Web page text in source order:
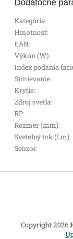
Dodatočné
Kategória:
Hmotnosť:
EAN:
Výkon (W):
Index podania
Stmievanie:
Krytie:
Zdroj svetla:
RP:
Rozmer (mm):
Svetelný tok (Lm):
Senzor:
Copyright 2026